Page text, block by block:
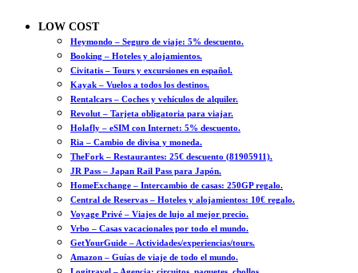
LOW COST
Heymondo – Seguro de viaje: 5% descuento.
Booking – Hoteles y alojamientos.
Civitatis – Tours y excursiones en español.
Kayak – Vuelos a todos los destinos.
Rentalcars – Coches y vehículos de alquiler.
Revolut – Tarjeta obligatoria para viajar.
Holafly – eSIM con Internet: 5% descuento.
Ria – Cambio de divisa y moneda.
TheFork – Restaurantes: 25€ descuento (81905911).
JR Pass – Japan Rail Pass para Japón.
HomeExchange – Intercambio de casas: 250GP regalo.
Central de Reservas – Hoteles y alojamientos: 10€ regalo.
Voyage Privé – Viajes de lujo al mejor precio.
Vrbo – Casas vacacionales por todo el mundo.
GetYourGuide – Actividades/experiencias/tours.
Amazon – Guías de viaje de todo el mundo.